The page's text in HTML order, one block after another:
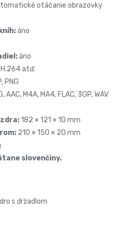
otáčanie obrazovky
áno
áno
atď.
PNG
AAC, M4A, MA4, FLAC, 3GP, WAV
182 × 121 × 10 mm
210 × 150 × 20 mm
slovenčiny.
s držadlom